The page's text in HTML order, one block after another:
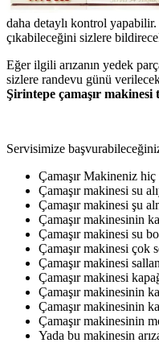
daha detaylı kontrol
çıkabileceğini sizlere
Eğer ilgili arızanın yedek
sizlere randevu günü
Şirintepe çamaşır makinesi
Servisimize
Çamaşır Makineniz hiç
Çamaşır makinesi su
Çamaşır makinesi şu
Çamaşır makinesinin
Çamaşır makinesi su
Çamaşır makinesi çok
Çamaşır makinesi
Çamaşır makinesi
Çamaşır makinesinin
Çamaşır makinesinin
Çamaşır makinesinin
Yada bu makinesin